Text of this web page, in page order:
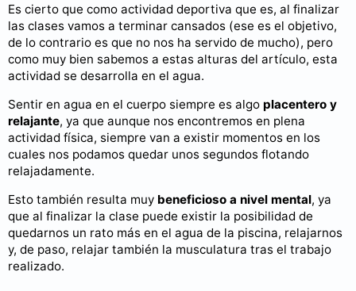
Es cierto que como actividad deportiva que es, al finalizar
las clases vamos a terminar cansados (ese es el objetivo,
de lo contrario es que no nos ha servido de mucho), pero
como muy bien sabemos a estas alturas del artículo, esta
actividad se desarrolla en el agua.
Sentir en agua en el cuerpo siempre es algo placentero y
relajante, ya que aunque nos encontremos en plena
actividad física, siempre van a existir momentos en los
cuales nos podamos quedar unos segundos flotando
relajadamente.
Esto también resulta muy beneficioso a nivel mental, ya
que al finalizar la clase puede existir la posibilidad de
quedarnos un rato más en el agua de la piscina, relajarnos
y, de paso, relajar también la musculatura tras el trabajo
realizado.